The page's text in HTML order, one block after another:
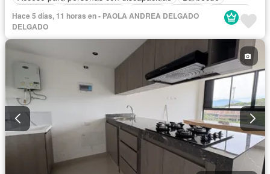
Gimnasio
Cocina integral Internet Jacuzzi
Ascensor
Gas natural
Piscina
Agua
Hace 5 días, 11 horas en - PAOLA ANDREA DELGADO
DELGADO